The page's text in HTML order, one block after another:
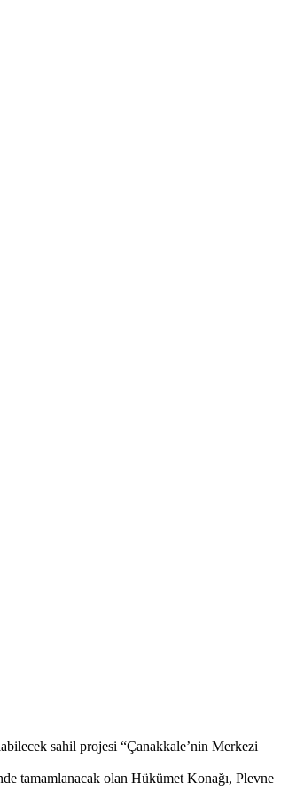
sahil projesi “Çanakkale’nin Merkezi
tamamlanacak olan Hükümet Konağı, Plevne